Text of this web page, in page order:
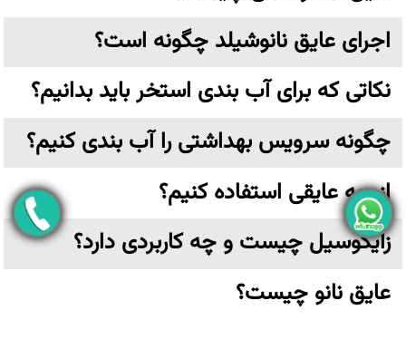
اجرای عایق نانوشیلد چگونه است؟
نکاتی که برای آب بندی استخر باید بدانیم؟
چگونه سرویس بهداشتی را آب بندی کنیم؟
از چه عایقی استفاده کنیم؟
زایکوسیل چیست و چه کاربردی دارد؟
عایق نانو چیست؟